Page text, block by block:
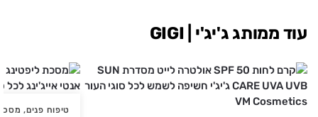
עוד ממותג ג'יג'י | GIGI
טיפוח פנים,